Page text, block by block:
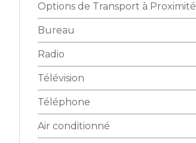
Options de Transport à Proximité
Bureau
Radio
Télévision
Téléphone
Air conditionné